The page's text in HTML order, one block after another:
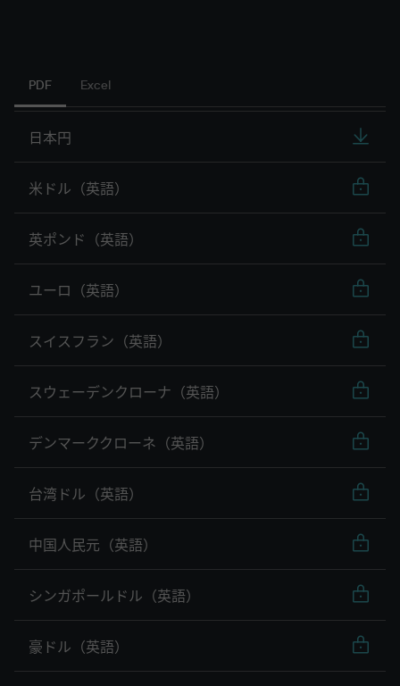
PDF Excel
日本円
米ドル（英語）
英ポンド（英語）
ユーロ（英語）
スイスフラン（英語）
スウェーデンクローナ（英語）
デンマーククローネ（英語）
台湾ドル（英語）
中国人民元（英語）
シンガポールドル（英語）
豪ドル（英語）